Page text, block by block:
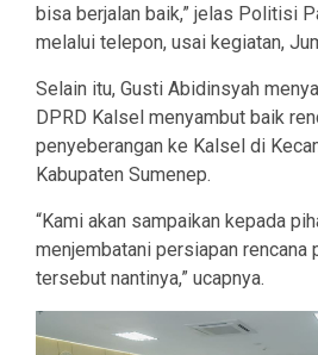
bisa berjalan baik,” jelas Politisi
melalui telepon, usai kegiatan,
Selain itu, Gusti Abidinsyah
DPRD Kalsel menyambut baik
penyeberangan ke Kalsel di
Kabupaten Sumenep.
“Kami akan sampaikan kepada
menjembatani persiapan rencana
tersebut nantinya,” ucapnya.